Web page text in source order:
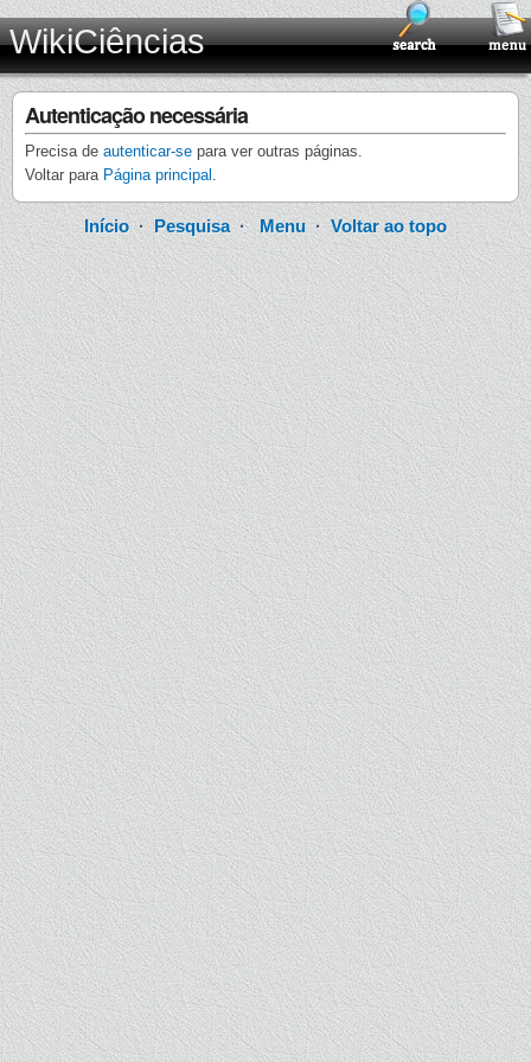
WikiCiências
Autenticação necessária
Precisa de autenticar-se para ver outras páginas.
Voltar para Página principal .
Início · Pesquisa·Menu ·Voltar ao topo